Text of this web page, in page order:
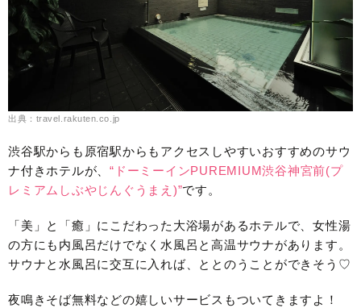
出典：travel.rakuten.co.jp
渋谷駅からも原宿駅からもアクセスしやすいおすすめのサウ
ナ付きホテルが、 “ドーミーインPUREMIUM渋谷神宮前(プ
レミアムしぶやじんぐうまえ)”です。
「美」と「癒」にこだわった大浴場があるホテルで、女性湯
の方にも内風呂だけでなく水風呂と高温サウナがあります。
サウナと水風呂に交互に入れば、ととのうことができそう♡
夜鳴きそば無料などの嬉しいサービスもついてきますよ！